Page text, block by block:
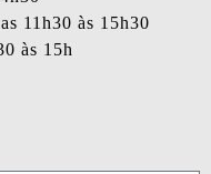
11h30 às 15h30
às 15h